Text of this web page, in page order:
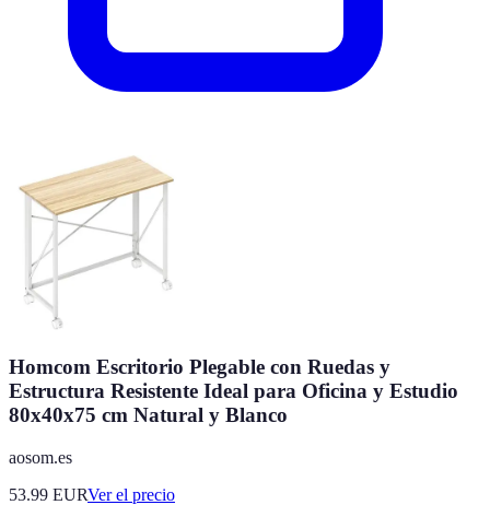
Homcom Escritorio Plegable con Ruedas y
Estructura Resistente Ideal para Oficina y Estudio
80x40x75 cm Natural y Blanco
aosom.es
53.99 EURVer el precio